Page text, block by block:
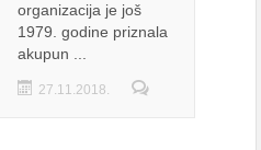
organizacija je još
1979. godine priznala
akupun ...
27.11.2018.